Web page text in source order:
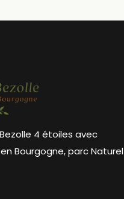
4 étoiles avec
Bourgogne, parc Naturel